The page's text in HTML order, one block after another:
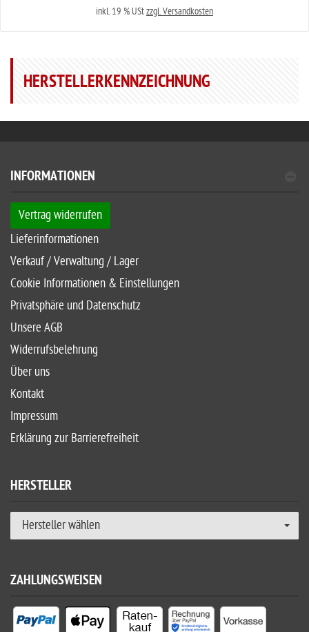
inkl. 19 % UStzzgl. Versandkosten
HERSTELLERKENNZEICHNUNG
INFORMATIONEN
Vertrag widerrufen
Lieferinformationen
Verkauf / Verwaltung / Lager
Cookie Informationen & Einstellungen
Privatsphäre und Datenschutz
Unsere AGB
Widerrufsbelehrung
Über uns
Kontakt
Impressum
Erklärung zur Barrierefreiheit
HERSTELLER
Hersteller wählen
ZAHLUNGSWEISEN